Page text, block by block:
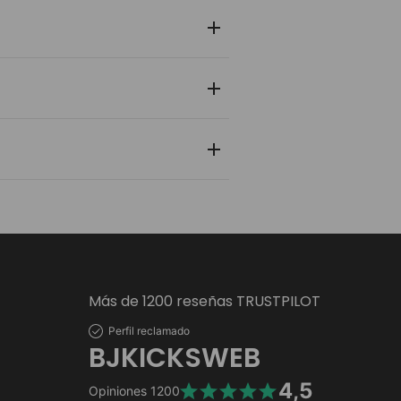
Más de 1200 reseñas TRUSTPILOT
Perfil reclamado
BJKICKSWEB
Opiniones 1200 4,5